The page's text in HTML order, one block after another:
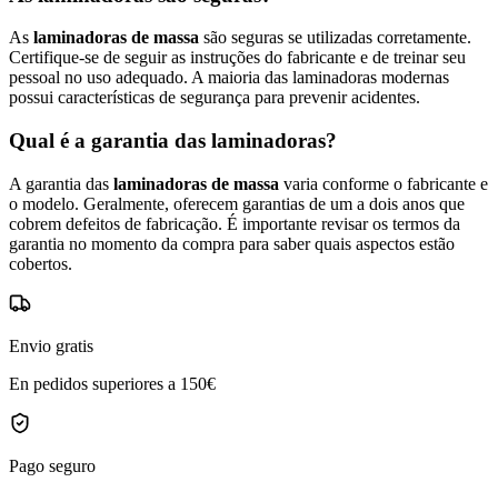
As laminadoras de massa são seguras se utilizadas corretamente.
Certifique-se de seguir as instruções do fabricante e de treinar seu
pessoal no uso adequado. A maioria das laminadoras modernas
possui características de segurança para prevenir acidentes.
Qual é a garantia das laminadoras?
A garantia das laminadoras de massa varia conforme o fabricante e
o modelo. Geralmente, oferecem garantias de um a dois anos que
cobrem defeitos de fabricação. É importante revisar os termos da
garantia no momento da compra para saber quais aspectos estão
cobertos.
Envio gratis
En pedidos superiores a 150€
Pago seguro